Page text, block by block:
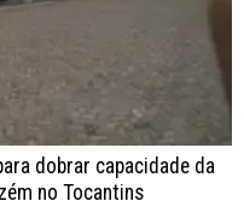
dobrar capacidade da
no Tocantins